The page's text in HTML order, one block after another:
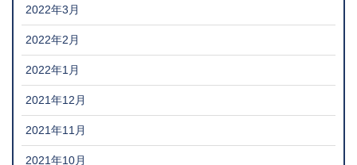
2022年3月
2022年2月
2022年1月
2021年12月
2021年11月
2021年10月